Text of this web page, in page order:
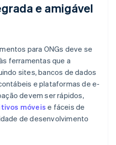
e amigável
para ONGs deve se
ferramentas que a
sites, bancos de dados
e plataformas de e-
devem ser rápidos,
móveis e fáceis de
de desenvolvimento